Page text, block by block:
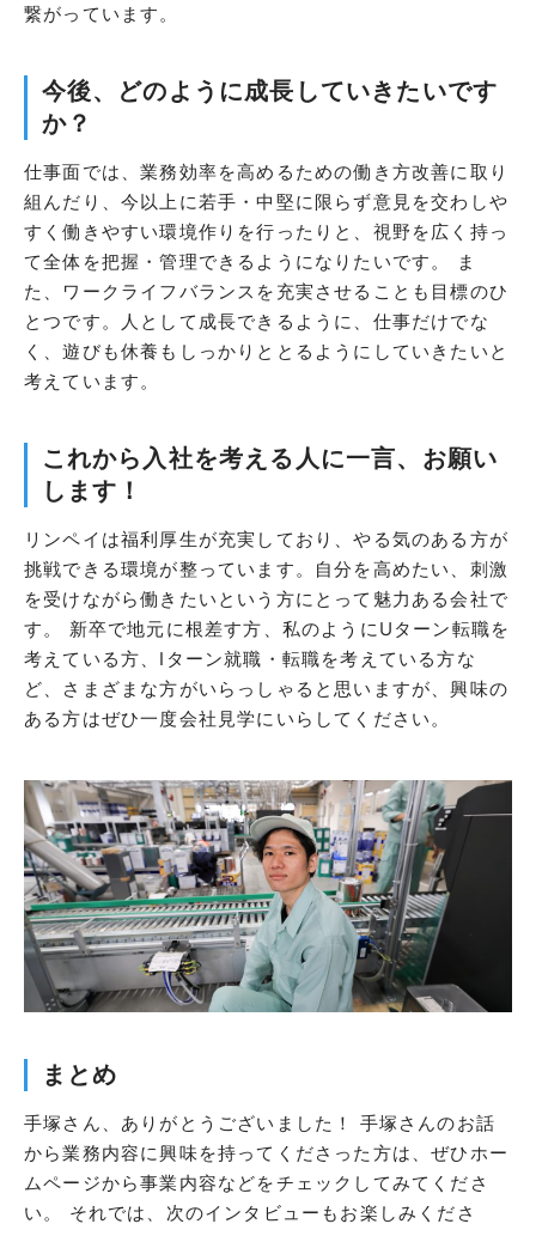
繋がっています。
今後、どのように成長していきたいです
か？
仕事面では、業務効率を高めるための働き方改善に取り
組んだり、今以上に若手・中堅に限らず意見を交わしや
すく働きやすい環境作りを行ったりと、視野を広く持っ
て全体を把握・管理できるようになりたいです。 ま
た、ワークライフバランスを充実させることも目標のひ
とつです。人として成長できるように、仕事だけでな
く、遊びも休養もしっかりととるようにしていきたいと
考えています。
これから入社を考える人に一言、お願い
します！
リンペイは福利厚生が充実しており、やる気のある方が
挑戦できる環境が整っています。自分を高めたい、刺激
を受けながら働きたいという方にとって魅力ある会社で
す。 新卒で地元に根差す方、私のようにUターン転職を
考えている方、Iターン就職・転職を考えている方な
ど、さまざまな方がいらっしゃると思いますが、興味の
ある方はぜひ一度会社見学にいらしてください。
まとめ
手塚さん、ありがとうございました！ 手塚さんのお話
から業務内容に興味を持ってくださった方は、ぜひホー
ムページから事業内容などをチェックしてみてくださ
い。 それでは、次のインタビューもお楽しみくださ